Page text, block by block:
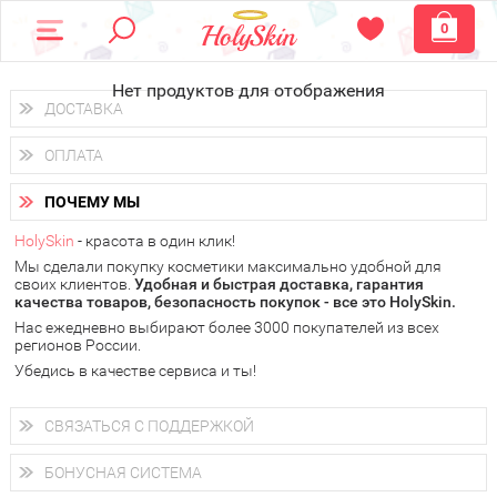
0
Нет продуктов для отображения
ДОСТАВКА
Доставка осуществляетсяпо всем городам России.
Вы можете выбрать доставку курьером, Почтой России или
получить заказ в пунктах выдачи PickPoint или пункте
самовывоза.
В 20 городах России доставка осуществляется ужена
следующий день.
у Вас всегда есть возможность получитьбесплатную
доставку от HolySkin.
подробнее об условиях доставки и оплаты в Вашем городе
ОПЛАТА
Вы можете оплатить свой заказ любым удобным способом:
наличными деньгами (
через интернет-банк (Альфа-банк, Сбербанк) и другими
электронными способами.
ПОЧЕМУ МЫ
HolySkin - красота в один клик!
Мы сделали покупку косметики максимально удобной для
своих клиентов. Удобная и быстрая доставка, гарантия
качества товаров, безопасность покупок - все это HolySkin.
Нас ежедневно выбирают более 3000 покупателей из всех
регионов России.
Убедись в качестве сервиса и ты!
СВЯЗАТЬСЯ С ПОДДЕРЖКОЙ
+7 (800) 707-24-55
Мы будем рады ответить на все Ваши вопросы по работе
магазина, проконсультировать по товарам, рассказать о
БОНУСНАЯ СИСТЕМА